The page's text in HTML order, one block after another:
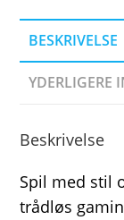
BESKRIVELSE
YDERLIGERE
Beskrivelse
Spil med stil
trådløs